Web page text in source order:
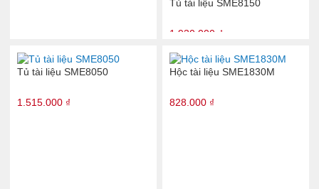
Tủ tài liệu SME8150
1.930.000 ₫
Tủ tài liệu SME8050
1.515.000 ₫
Hộc tài liệu SME1830M
828.000 ₫